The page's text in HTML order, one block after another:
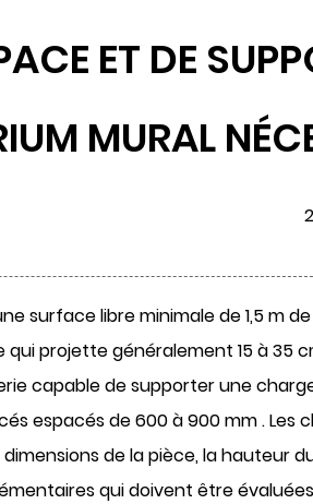
ET DE
MURAL
surface libre minimale de1,5 m
qui projette généralement 15 à 35
capable de supporter une
espacés de 600 à 900 mm. Les
de la pièce, la
qui doivent être